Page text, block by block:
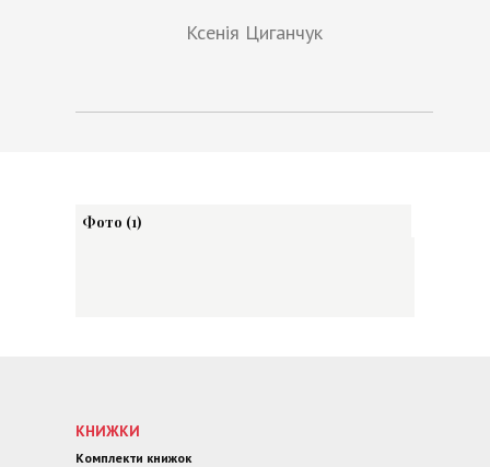
Ксенія Циганчук
Фото (1)
КНИЖКИ
Комплекти книжок